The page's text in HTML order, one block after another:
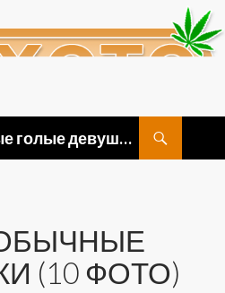
СМЕХОТА.ru Красивые голые девушки, прикольные картинки ню и видео приколы
(10 ФОТО)